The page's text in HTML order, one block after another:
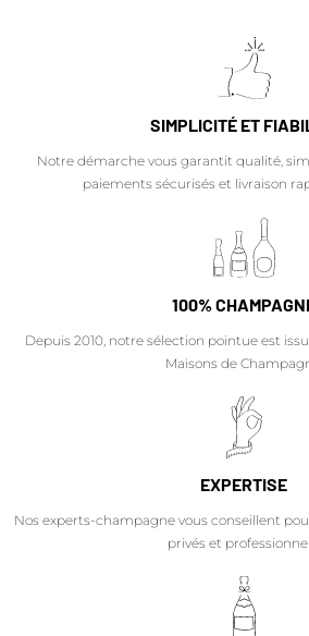
SIMPLICITÉ ET
Notre démarche vous garantit qualité,
paiements sécurisés et livraison
100%
Depuis 2010, notre sélection pointue est
Maisons de
EXPERTISE
Nos experts-champagne vous conseillent
privés et